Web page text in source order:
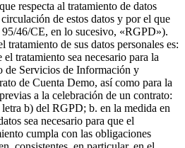
respecta al tratamiento de datos
de estos datos y por el que
46/CE, en lo sucesivo, «RGPD»).
tratamiento de sus datos personales es:
tratamiento sea necesario para la
de Servicios de Información y
de Cuenta Demo, así como para la
a la celebración de un contrato:
b) del RGPD; b. en la medida en
sea necesario para que el
cumpla con las obligaciones